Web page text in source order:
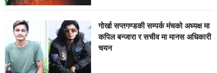
गोर्खा सप्तगण्डकी सम्पर्क मंचको अध्यक्ष मा
कपिल बन्जारा र सचीव मा मानस अधिकारी
चयन